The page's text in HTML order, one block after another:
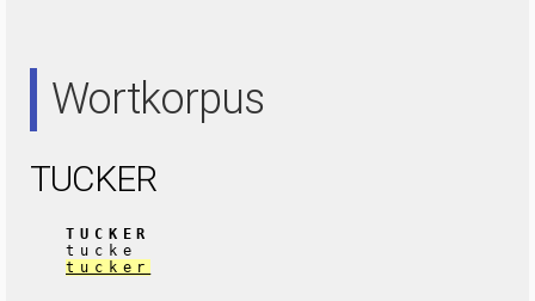
Wortkorpus
TUCKER
TUCKER
tucke
tucker